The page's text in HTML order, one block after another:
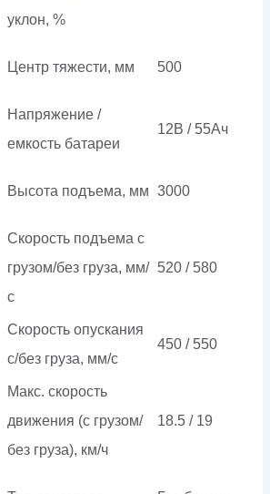
уклон, %
Центр тяжести, мм 500
Напряжение /
емкость батареи
12В / 55Ач
Высота подъема, мм 3000
Скорость подъема с
грузом/без груза, мм/
с
520 / 580
Скорость опускания
c/без груза, мм/с
450 / 550
Макс. скорость
движения (с грузом/
без груза), км/ч
18.5 / 19